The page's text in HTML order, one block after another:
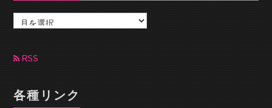
カ
ブRSS
各種リンク